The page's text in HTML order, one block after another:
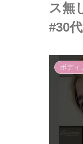
ス無
#30
ボディ